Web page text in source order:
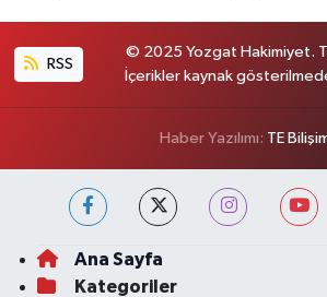
RSS
© 2025 Yozgat Hakimiyet.
İçerikler kaynak
Haber Yazılımı: TE
Ana Sayfa
Kategoriler